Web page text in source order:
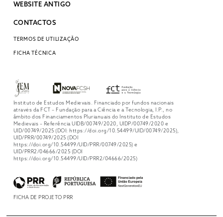
WEBSITE ANTIGO
CONTACTOS
TERMOS DE UTILIZAÇÃO
FICHA TÉCNICA
Instituto de Estudos Medievais. Financiado por fundos nacionais
através da FCT – Fundação para a Ciência e a Tecnologia, I.P., no
âmbito dos Financiamentos Plurianuais do Instituto de Estudos
Medievais – Referência UIDB/00749/2020, UIDP/00749/2020 e
UID/00749/2025 (DOI: https://doi.org/10.54499/UID/00749/2025),
UID/PRR/00749/2025 (DOI
https://doi.org/10.54499/UID/PRR/00749/2025) e
UID/PRR2/04666/2025 (DOI
https://doi.org/10.54499/UID/PRR2/04666/2025)
FICHA DE PROJETO PRR